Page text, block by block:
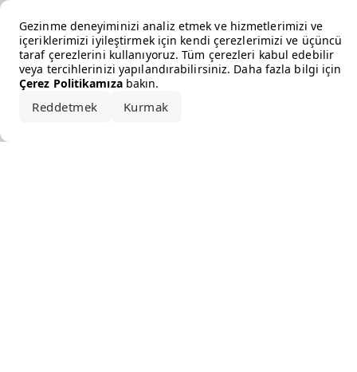
Gezinme deneyiminizi analiz etmek ve hizmetlerimizi ve
içeriklerimizi iyileştirmek için kendi çerezlerimizi ve üçüncü
taraf çerezlerini kullanıyoruz. Tüm çerezleri kabul edebilir
veya tercihlerinizi yapılandırabilirsiniz. Daha fazla bilgi için
Çerez Politikamızabakın.
Reddetmek Kurmak
Error loading the brand